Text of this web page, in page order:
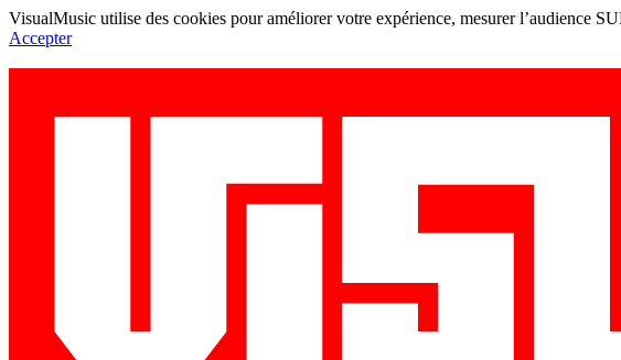
VisualMusic utilise des cookies pour améliorer votre expérience, mesurer l’audience
Accepter